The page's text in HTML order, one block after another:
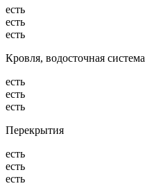
есть
есть
есть
Кровля, водосточная система
есть
есть
есть
Перекрытия
есть
есть
есть